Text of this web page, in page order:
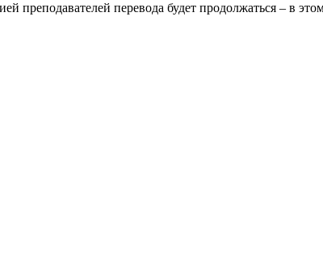
перевода будет продолжаться – в